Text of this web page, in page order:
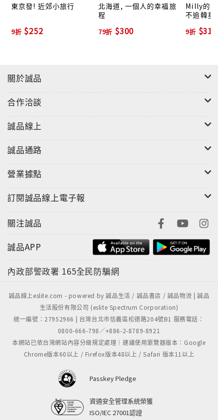
東京發! 近郊小旅行
9折 $252
北海道, 一個人的幸福旅
程
79折 $300
Milly的
不追韓星
一種品味
9折 $315
關於誠品
合作洽談
誠品線上
誠品通路
營業據點
訂閱誠品線上電子報
關注誠品
誠品APP
內政部警政署 165全民防騙網
誠品線上eslite.com - powered by 誠品生活 / 誠品書店 / 誠品物流 | 誠品
生活股份有限公司 (eslite Spectrum Corporation)
統一編號：27952966 | 台灣台北市信義區松德路204號B1 服務電話：
0800-666-798／+886-2-8789-8921
本網站已依台灣網站內容分級規定處理｜建議使用瀏覽器版本：Google
Chrome版本60以上 / Firefox版本48以上 / Safari 版本11以上
Passkey Pledge
資通安全管理系統榮獲
ISO/IEC 27001認證